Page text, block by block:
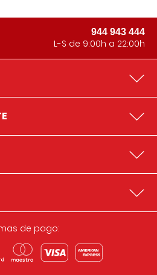
944 943 444
L-S de 9:00h a 22:00h
de pago: